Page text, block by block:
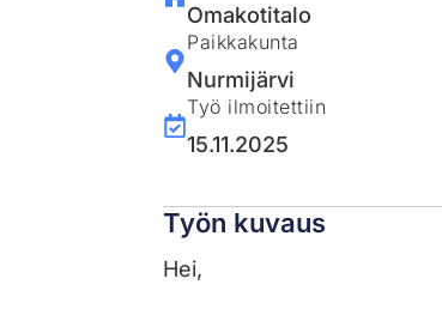
Omakotitalo
Paikkakunta
Nurmijärvi
Työ ilmoitettiin
15.11.2025
Työn kuvaus
Hei,